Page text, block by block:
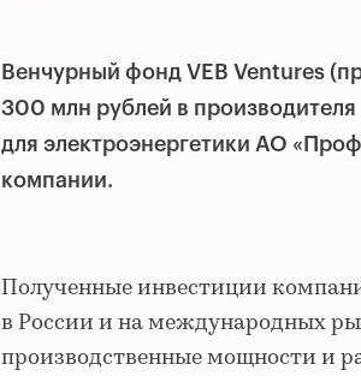
Венчурный фонд VEB Ventures
300 млн рублей в
для электроэнергетики АО
компании.
Полученные инвестиции
в России и на международных
производственные мощности и